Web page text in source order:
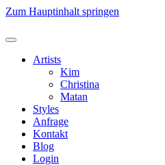
Zum Hauptinhalt springen
Artists
Kim
Christina
Matan
Styles
Anfrage
Kontakt
Blog
Login